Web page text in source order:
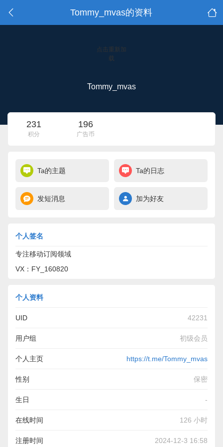
Tommy_mvas的资料
点击重新加
载
Tommy_mvas
231
积分
196
广告币
Ta的主题 Ta的日志
发短消息 加为好友
个人签名
专注移动订阅领域
VX：FY_160820
个人资料
UID 42231
用户组 初级会员
个人主页 https://t.me/Tommy_mvas
性别 保密
生日 -
在线时间 126 小时
注册时间 2024-12-3 16:58